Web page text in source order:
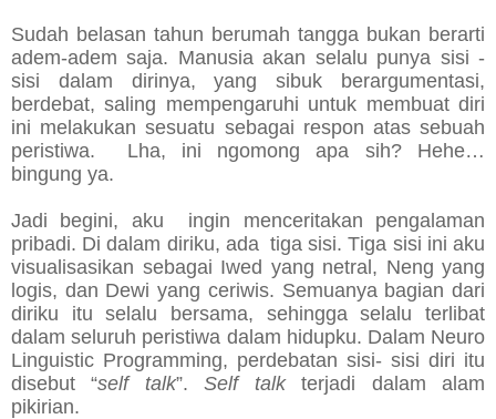
Sudah belasan tahun berumah tangga bukan berarti
adem-adem saja. Manusia akan selalu punya sisi -
sisi dalam dirinya, yang sibuk berargumentasi,
berdebat, saling mempengaruhi untuk membuat diri
ini melakukan sesuatu sebagai respon atas sebuah
peristiwa. Lha, ini ngomong apa sih? Hehe…
bingung ya.
Jadi begini, aku ingin menceritakan pengalaman
pribadi. Di dalam diriku, ada tiga sisi. Tiga sisi ini aku
visualisasikan sebagai Iwed yang netral, Neng yang
logis, dan Dewi yang ceriwis. Semuanya bagian dari
diriku itu selalu bersama, sehingga selalu terlibat
dalam seluruh peristiwa dalam hidupku. Dalam Neuro
Linguistic Programming, perdebatan sisi- sisi diri itu
disebut “self talk”.Self talkterjadi dalam alam
pikirian.